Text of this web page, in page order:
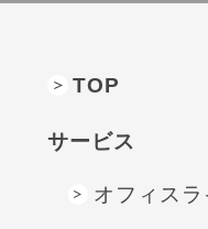
TOP
サービス
オフィスラ